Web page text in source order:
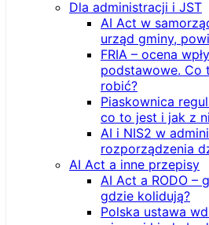
Dla administracji i JST
AI Act w
urząd gminy,
FRIA – ocena
podstawowe. Co
robić?
Piaskownica
co to jest i jak z
AI i NIS2 w
rozporządzenia
AI Act a inne przepisy
AI Act a RODO –
gdzie kolidują?
Polska ustawa